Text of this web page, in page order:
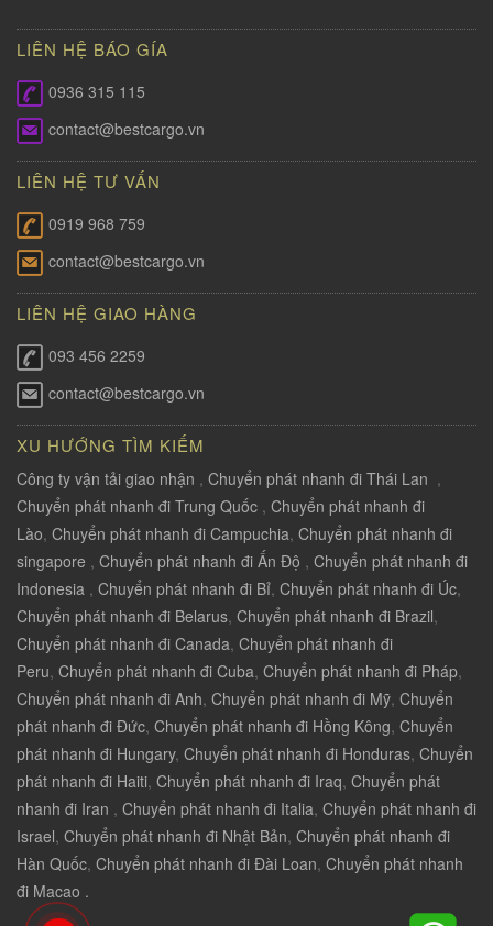
LIÊN HỆ BÁO GÍA
0936 315 115
contact@bestcargo.vn
LIÊN HỆ TƯ VẤN
0919 968 759
contact@bestcargo.vn
LIÊN HỆ GIAO HÀNG
093 456 2259
contact@bestcargo.vn
XU HƯỚNG TÌM KIẾM
Công ty vận tải giao nhận , Chuyển phát nhanh đi Thái Lan ,
Chuyển phát nhanh đi Trung Quốc , Chuyển phát nhanh đi
Lào, Chuyển phát nhanh đi Campuchia, Chuyển phát nhanh đi
singapore , Chuyển phát nhanh đi Ấn Độ , Chuyển phát nhanh đi
Indonesia , Chuyển phát nhanh đi Bỉ, Chuyển phát nhanh đi Úc,
Chuyển phát nhanh đi Belarus, Chuyển phát nhanh đi Brazil,
Chuyển phát nhanh đi Canada, Chuyển phát nhanh đi
Peru, Chuyển phát nhanh đi Cuba, Chuyển phát nhanh đi Pháp,
Chuyển phát nhanh đi Anh, Chuyển phát nhanh đi Mỹ, Chuyển
phát nhanh đi Đức, Chuyển phát nhanh đi Hồng Kông, Chuyển
phát nhanh đi Hungary, Chuyển phát nhanh đi Honduras, Chuyển
phát nhanh đi Haiti, Chuyển phát nhanh đi Iraq, Chuyển phát
nhanh đi Iran , Chuyển phát nhanh đi Italia, Chuyển phát nhanh đi
Israel, Chuyển phát nhanh đi Nhật Bản, Chuyển phát nhanh đi
Hàn Quốc, Chuyển phát nhanh đi Đài Loan, Chuyển phát nhanh
đi Macao .